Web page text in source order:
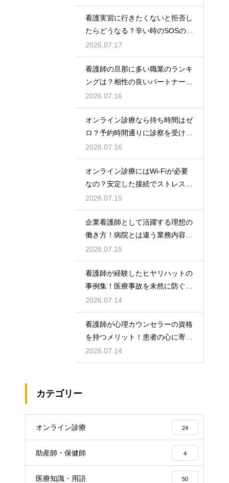
看護実習に行きたくないと拒否し
たらどうなる？辛い時のSOSの出
し方
2026.07.17
看護師の旦那に多い職業のランキ
ングは？相性の良いパートナーの
条件と傾向
2026.07.16
オンライン診療なら待ち時間はゼ
ロ？予約時間通りに診察を受ける
コツ
2026.07.16
オンライン診療にはWi-Fiが必要
なの？安定した接続でストレスフ
リーに
2026.07.15
企業看護師として活躍する理想の
働き方！病院とは違う業務内容と
やりがい
2026.07.15
看護師が経験したヒヤリハットの
事例集！医療事故を未然に防ぐた
めの対策
2026.07.14
看護師が心理カウンセラーの資格
を持つメリット！患者の心に寄り
添うケア！
2026.07.14
カテゴリー
オンライン診療 24
助産師・保健師 4
医療知識・用語 50